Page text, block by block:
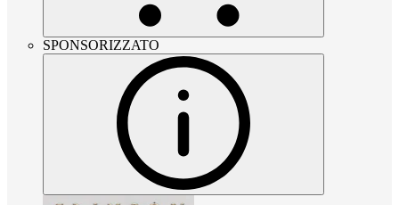
SPONSORIZZATO